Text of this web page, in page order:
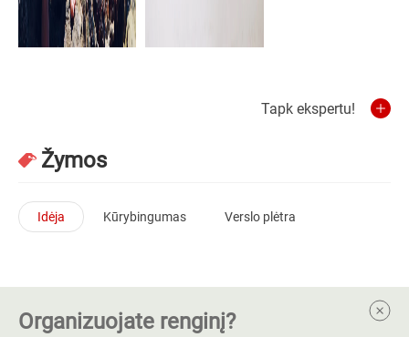
Tapk ekspertu!
Žymos
Idėja Kūrybingumas Verslo plėtra
Organizuojate renginį?